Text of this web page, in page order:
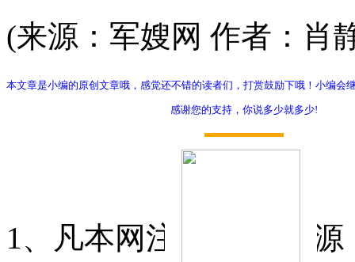
(来源：军嫂网 作者：肖
本文章是小编的原创文章哦，感觉还不错的读者们，打赏鼓励下哦！小编会
感谢您的支持，你说多少就多少!
1、凡本网注明"稿件来